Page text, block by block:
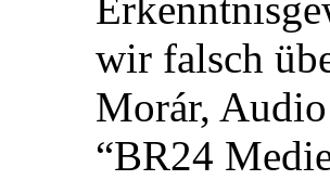
wir falsch
Morár,
“BR24